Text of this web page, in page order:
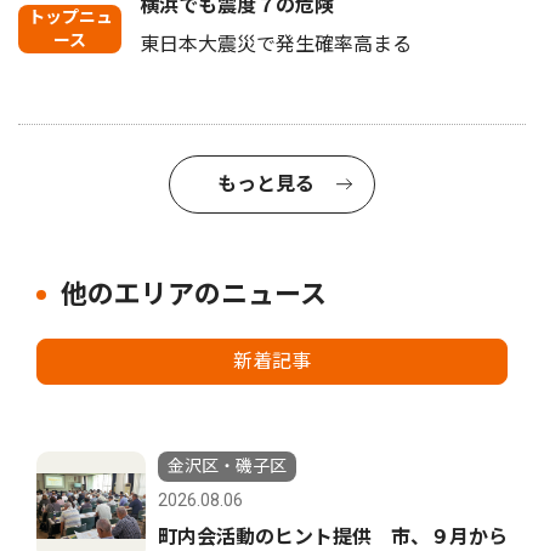
トップニュ
ース
横浜でも震度７の危険
東日本大震災で発生確率高まる
もっと見る
他のエリアのニュース
新着記事
金沢区・磯子区
2026.08.06
町内会活動のヒント提供 市、９月から